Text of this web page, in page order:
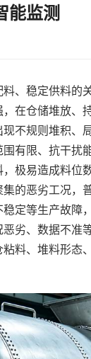
能监测
稳定供料的
在仓储堆放、
不规则堆积、
限、抗干扰
极易造成料位
的恶劣工况，
定等生产故障
劣、数据不准
料、堆料形态